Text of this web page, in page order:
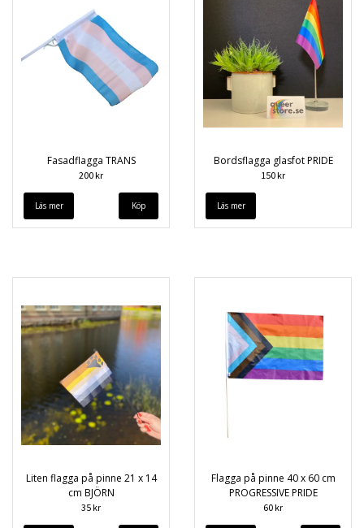
Fasadflagga TRANS
200 kr
Läs mer
Bordsflagga glasfot PRIDE
150 kr
Läs mer
Liten flagga på pinne 21 x 14
cm BJÖRN
35 kr
Flagga på pinne 40 x 60 cm
PROGRESSIVE PRIDE
60 kr